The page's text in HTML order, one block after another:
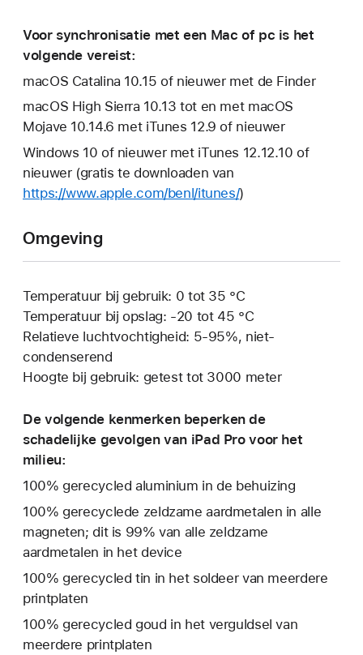
Voor synchronisatie met een Mac of pc is het
volgende vereist:
macOS Catalina 10.15 of nieuwer met de Finder
macOS High Sierra 10.13 tot en met macOS
Mojave 10.14.6 met iTunes 12.9 of nieuwer
Windows 10 of nieuwer met iTunes 12.12.10 of
nieuwer (gratis te downloaden van
https://www.apple.com/benl/itunes/)
Omgeving
Temperatuur bij gebruik: 0 tot 35 °C
Temperatuur bij opslag: ‑20 tot 45 °C
Relatieve luchtvochtigheid: 5-95%, niet-
condenserend
Hoogte bij gebruik: getest tot 3000 meter
De volgende kenmerken beperken de
schadelijke gevolgen van iPad Pro voor het
milieu:
100% gerecycled aluminium in de behuizing
100% gerecyclede zeldzame aardmetalen in alle
magneten; dit is 99% van alle zeldzame
aardmetalen in het device
100% gerecycled tin in het soldeer van meerdere
print­platen
100% gerecycled goud in het verguldsel van
meerdere printplaten